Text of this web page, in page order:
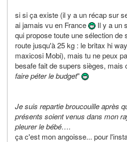
si si ça existe (il y a un récap sur
ai jamais vu en France
Il y a un
qui propose toute une sélection de
route jusqu'à 25 kg : le britax hi
maxicosi Mobi), mais tu ne peux
besafe fait de supers sièges, mais
faire péter le budget"
Je suis repartie broucouille après
présents soient venus dans mon
pleurer le bébé….
ça c'est mon angoisse... pour